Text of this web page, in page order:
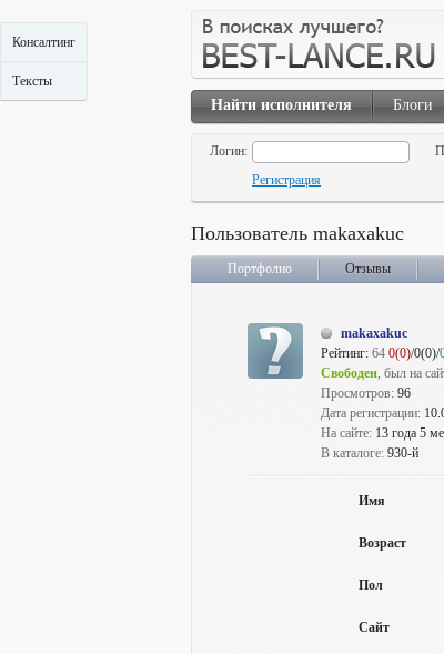
Найти исполнителя Блоги
Логин:
Регистрация
Пользователь makaxakuc
Портфолио Отзывы
makaxakuc
Рейтинг: 64 0(0)/0(0)/
Свободен, был на
Просмотров: 96
Дата регистрации:
На сайте: 13 года 5
В каталоге: 930-й
Консалтинг
Тексты
Имя
Возраст
Пол
Сайт